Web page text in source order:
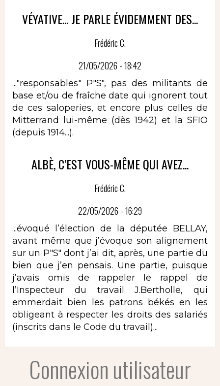
VÉYATIVE... JE PARLE ÉVIDEMMENT DES...
Frédéric C.
21/05/2026 - 18:42
..."responsables" P"S", pas des militants de
base et/ou de fraîche date qui ignorent tout
de ces saloperies, et encore plus celles de
Mitterrand lui-même (dès 1942) et la SFIO
(depuis 1914...).
ALBÈ, C’EST VOUS-MÊME QUI AVEZ...
Frédéric C.
22/05/2026 - 16:29
...évoqué l’élection de la députée BELLAY,
avant même que j’évoque son alignement
sur un P"S" dont j’ai dit, après, une partie du
bien que j’en pensais. Une partie, puisque
j’avais omis de rappeler le rappel de
l’Inspecteur du travail J.Bertholle, qui
emmerdait bien les patrons békés en les
obligeant à respecter les droits des salariés
(inscrits dans le Code du travail)...
Connexion utilisateur